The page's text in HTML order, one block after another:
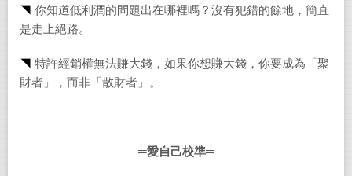
◥ 你知道低利潤的問題出在哪裡嗎？沒有犯錯的餘地，簡直
是走上絕路。
◥ 特許經銷權無法賺大錢，如果你想賺大錢，你要成為「聚
財者」，而非「散財者」。
═愛自己校準═